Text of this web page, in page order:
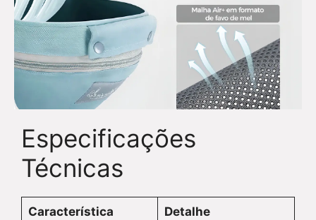
Especificações
Técnicas
Característica Detalhe